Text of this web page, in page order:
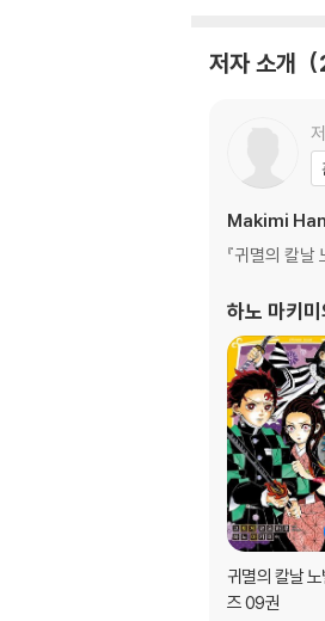
저자 소개
저
Makimi
『귀멸의 칼날
하노 마키미
귀멸의 칼날 노
즈 09권